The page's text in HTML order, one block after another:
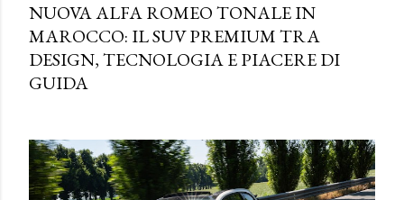
NUOVA ALFA ROMEO TONALE IN
MAROCCO: IL SUV PREMIUM TRA
DESIGN, TECNOLOGIA E PIACERE DI
GUIDA